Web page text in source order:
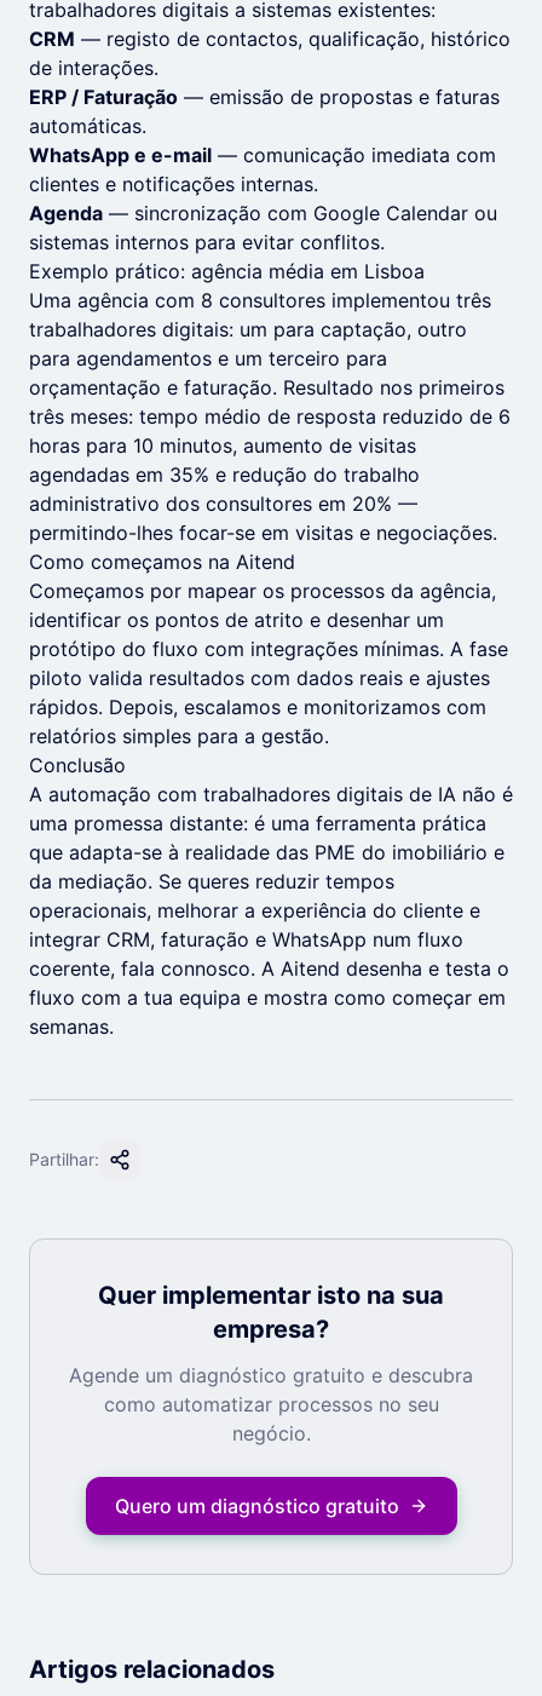
trabalhadores digitais a sistemas existentes:
CRM — registo de contactos, qualificação, histórico
de interações.
ERP / Faturação — emissão de propostas e faturas
automáticas.
WhatsApp e e-mail — comunicação imediata com
clientes e notificações internas.
Agenda — sincronização com Google Calendar ou
sistemas internos para evitar conflitos.
Exemplo prático: agência média em Lisboa
Uma agência com 8 consultores implementou três
trabalhadores digitais: um para captação, outro
para agendamentos e um terceiro para
orçamentação e faturação. Resultado nos primeiros
três meses: tempo médio de resposta reduzido de 6
horas para 10 minutos, aumento de visitas
agendadas em 35% e redução do trabalho
administrativo dos consultores em 20% —
permitindo-lhes focar-se em visitas e negociações.
Como começamos na Aitend
Começamos por mapear os processos da agência,
identificar os pontos de atrito e desenhar um
protótipo do fluxo com integrações mínimas. A fase
piloto valida resultados com dados reais e ajustes
rápidos. Depois, escalamos e monitorizamos com
relatórios simples para a gestão.
Conclusão
A automação com trabalhadores digitais de IA não é
uma promessa distante: é uma ferramenta prática
que adapta-se à realidade das PME do imobiliário e
da mediação. Se queres reduzir tempos
operacionais, melhorar a experiência do cliente e
integrar CRM, faturação e WhatsApp num fluxo
coerente, fala connosco. A Aitend desenha e testa o
fluxo com a tua equipa e mostra como começar em
semanas.
Partilhar:
Quer implementar isto na sua
empresa?
Agende um diagnóstico gratuito e descubra
como automatizar processos no seu
negócio.
Quero um diagnóstico gratuito
Artigos relacionados